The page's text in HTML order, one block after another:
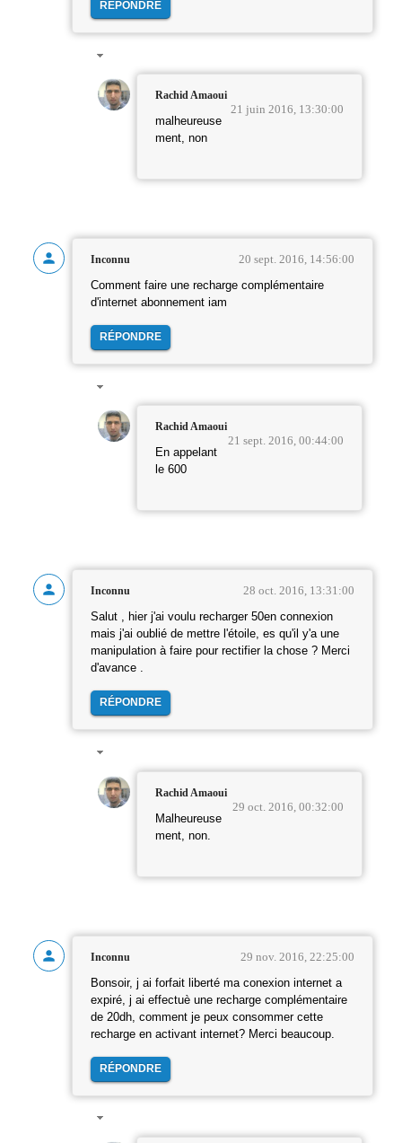
RÉPONDRE
Rachid Amaoui
21 juin 2016, 13:30:00
malheureuse
ment, non
Inconnu 20 sept. 2016, 14:56:00
Comment faire une recharge complémentaire
d'internet abonnement iam
RÉPONDRE
Rachid Amaoui
21 sept. 2016, 00:44:00
En appelant
le 600
Inconnu 28 oct. 2016, 13:31:00
Salut , hier j'ai voulu recharger 50en connexion
mais j'ai oublié de mettre l'étoile, es qu'il y'a une
manipulation à faire pour rectifier la chose ? Merci
d'avance .
RÉPONDRE
Rachid Amaoui
29 oct. 2016, 00:32:00
Malheureuse
ment, non.
Inconnu 29 nov. 2016, 22:25:00
Bonsoir, j ai forfait liberté ma conexion internet a
expiré, j ai effectuè une recharge complémentaire
de 20dh, comment je peux consommer cette
recharge en activant internet? Merci beaucoup.
RÉPONDRE